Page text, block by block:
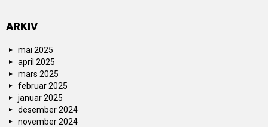
ARKIV
mai 2025
april 2025
mars 2025
februar 2025
januar 2025
desember 2024
november 2024